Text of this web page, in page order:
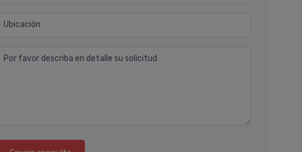
Ubicación
Por favor describa en detalle su solicitud